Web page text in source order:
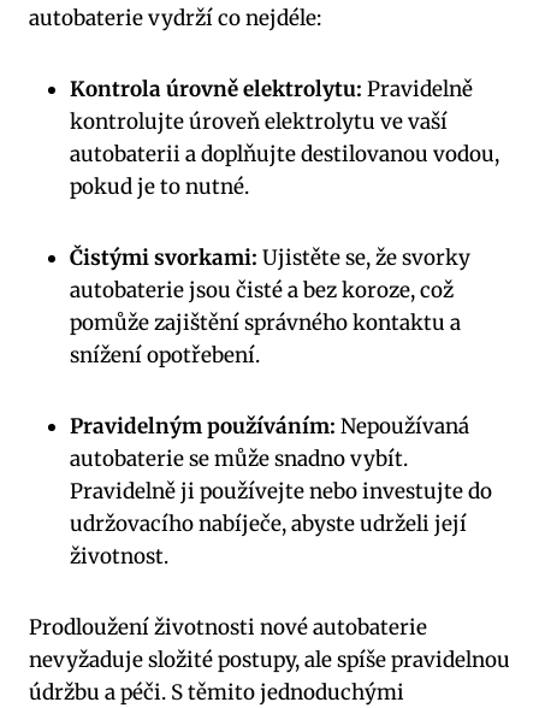
autobaterie vydrží co nejdéle:
Kontrola úrovně elektrolytu: Pravidelně
kontrolujte úroveň elektrolytu ve vaší
autobaterii a doplňujte destilovanou vodou,
pokud je to nutné.
Čistými svorkami: Ujistěte se, že svorky
autobaterie jsou čisté a bez koroze, což
pomůže zajištění správného kontaktu a
snížení opotřebení.
Pravidelným používáním: Nepoužívaná
autobaterie se může snadno vybít.
Pravidelně ji používejte nebo investujte do
udržovacího nabíječe, abyste udrželi její
životnost.
Prodloužení životnosti nové autobaterie
nevyžaduje složité postupy, ale spíše pravidelnou
údržbu a péči. S těmito jednoduchými